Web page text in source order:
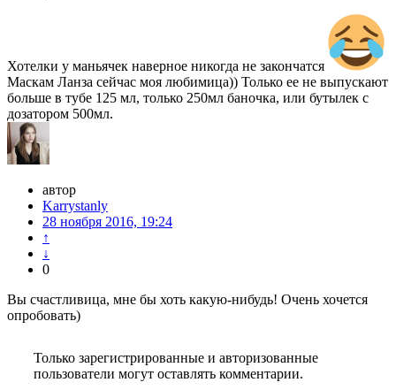
Хотелки у маньячек наверное никогда не закончатся
Маскам Ланза сейчас моя любимица)) Только ее не выпускают
больше в тубе 125 мл, только 250мл баночка, или бутылек с
дозатором 500мл.
автор
Karrystanly
28 ноября 2016, 19:24
↑
↓
0
Вы счастливица, мне бы хоть какую-нибудь! Очень хочется
опробовать)
Только зарегистрированные и авторизованные
пользователи могут оставлять комментарии.